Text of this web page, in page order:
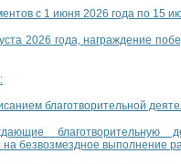
с 1 июня 2026 года по 15
2026 года, награждение
благотворительной
благотворительную
безвозмездное выполнение